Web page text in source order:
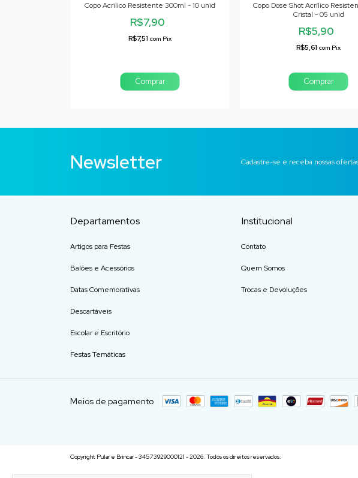
Copo Acrilico Resistente 300ml - 10 unid
R$7,90
R$7,51com Pix
Comprar
Copo Dose Shot Acrílico
Cristal - 05 unid
R$5,90
R$5,61com Pix
Newsletter Cadastre-se e receba nossas
Departamentos
Artigos para Festas
Balões e Acessórios
Datas Comemorativas
Descartáveis
Escolar e Escritório
Festas Temáticas
Institucional
Contato
Quem Somos
Trocas e Devoluções
Meios de pagamento
Copyright Pular e Brincar - 34573929000121 - 2026. Todos os direitos reservados.